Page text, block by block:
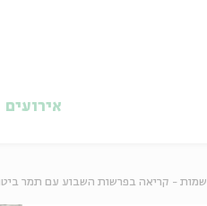
אירועים
- קריאה בפרשות השבוע עם תמר